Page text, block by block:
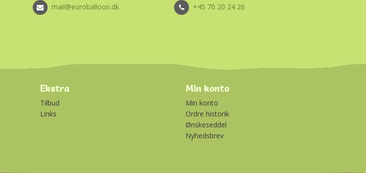
mail@euroballoon.dk +45 70 20 24 26
Ekstra
Tilbud
Links
Min konto
Min konto
Ordre historik
Ønskeseddel
Nyhedsbrev